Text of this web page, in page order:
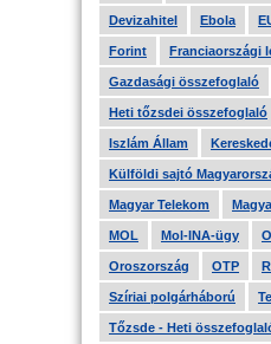
Devizahitel Ebola
Forint Franciaországi
Gazdasági összefoglaló
Heti tőzsdei összefoglaló
Iszlám Állam
Külföldi sajtó
Magyar Telekom
MOL Mol-INA-ügy
Oroszország OTP
Szíriai polgárháború
Tőzsde - Heti